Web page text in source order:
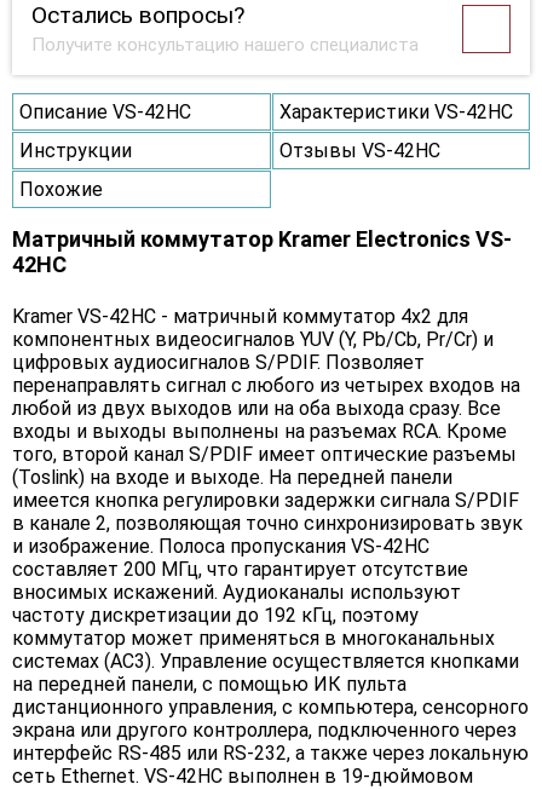
Остались вопросы?
Получите консультацию нашего специалиста
Описание VS-42HC
Характеристики VS-42HC
Инструкции
Отзывы VS-42HC
Похожие
Матричный коммутатор Kramer Electronics VS-
42HC
Kramer VS-42HC - матричный коммутатор 4x2 для
компонентных видеосигналов YUV (Y, Pb/Cb, Pr/Cr) и
цифровых аудиосигналов S/PDIF. Позволяет
перенаправлять сигнал с любого из четырех входов на
любой из двух выходов или на оба выхода сразу. Все
входы и выходы выполнены на разъемах RCA. Кроме
того, второй канал S/PDIF имеет оптические разъемы
(Toslink) на входе и выходе. На передней панели
имеется кнопка регулировки задержки сигнала S/PDIF
в канале 2, позволяющая точно синхронизировать звук
и изображение. Полоса пропускания VS-42HC
составляет 200 МГц, что гарантирует отсутствие
вносимых искажений. Аудиоканалы используют
частоту дискретизации до 192 кГц, поэтому
коммутатор может применяться в многоканальных
системах (AC3). Управление осуществляется кнопками
на передней панели, с помощью ИК пульта
дистанционного управления, с компьютера, сенсорного
экрана или другого контроллера, подключенного через
интерфейс RS-485 или RS-232, а также через локальную
сеть Ethernet. VS-42HC выполнен в 19-дюймовом